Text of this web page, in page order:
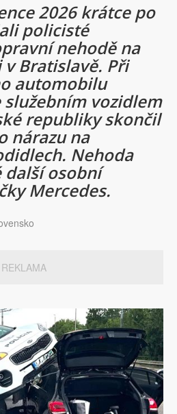
2026 krátce po
policisté
nehodě na
Bratislavě. Při
automobilu
služebním vozidlem
republiky skončil
nárazu na
Nehoda
osobní
Mercedes.
REKLAMA